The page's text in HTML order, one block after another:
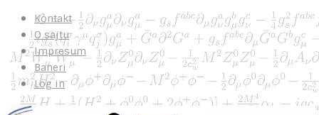
Kontakt
O sajtu
Impresum
Baneri
Log in